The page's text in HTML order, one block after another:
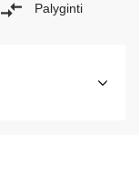
Palyginti